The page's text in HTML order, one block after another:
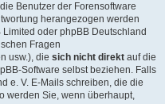
Benutzer der Forensoftware
herangezogen werden
oder phpBB Deutschland
Fragen
usw.), die sich nicht direkt auf die
Software selbst beziehen. Falls
e. V. E-Mails schreiben, die die
werden Sie, wenn überhaupt,